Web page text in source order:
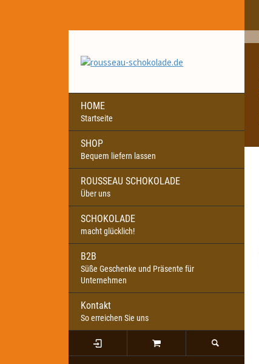
HOME
Startseite
SHOP
Bequem liefern lassen
ROUSSEAU SCHOKOLADE
Über uns
SCHOKOLADE
macht glücklich!
B2B
Süße Geschenke und Präsente für
Unternehmen
Kontakt
So erreichen Sie uns